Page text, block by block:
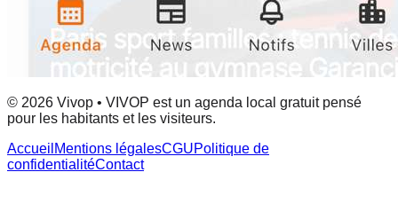
© 2026 Vivop • VIVOP est un agenda local gratuit pensé
pour les habitants et les visiteurs.
Accueil Mentions légalesCGUPolitique de
confidentialitéContact